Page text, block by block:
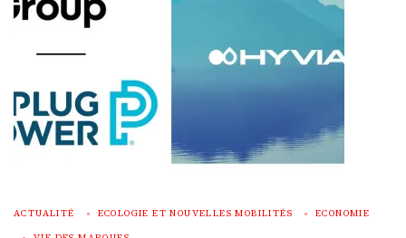
ACTUALITÉ ECOLOGIE ET NOUVELLES MOBILITÉS ECONOMIE